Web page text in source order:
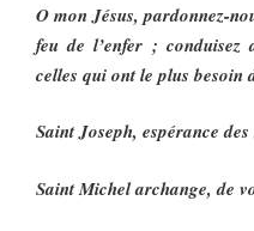
O mon Jésus, pardonnez-
feu de l’enfer ; conduisez
celles qui ont le plus besoin
Saint Joseph, espérance
Saint Michel archange, de